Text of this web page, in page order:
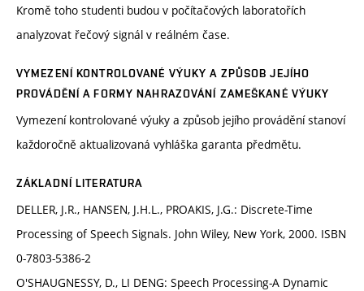
Kromě toho studenti budou v počítačových laboratořích
analyzovat řečový signál v reálném čase.
VYMEZENÍ KONTROLOVANÉ VÝUKY A ZPŮSOB JEJÍHO
PROVÁDĚNÍ A FORMY NAHRAZOVÁNÍ ZAMEŠKANÉ VÝUKY
Vymezení kontrolované výuky a způsob jejího provádění stanoví
každoročně aktualizovaná vyhláška garanta předmětu.
ZÁKLADNÍ LITERATURA
DELLER, J.R., HANSEN, J.H.L., PROAKIS, J.G.: Discrete-Time
Processing of Speech Signals. John Wiley, New York, 2000. ISBN
0-7803-5386-2
O'SHAUGNESSY, D., LI DENG: Speech Processing-A Dynamic